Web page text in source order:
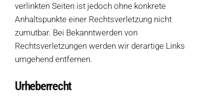
verlinkten Seiten ist jedoch ohne konkrete
Anhaltspunkte einer Rechtsverletzung nicht
zumutbar. Bei Bekanntwerden von
Rechtsverletzungen werden wir derartige Links
umgehend entfernen.
Urheberrecht